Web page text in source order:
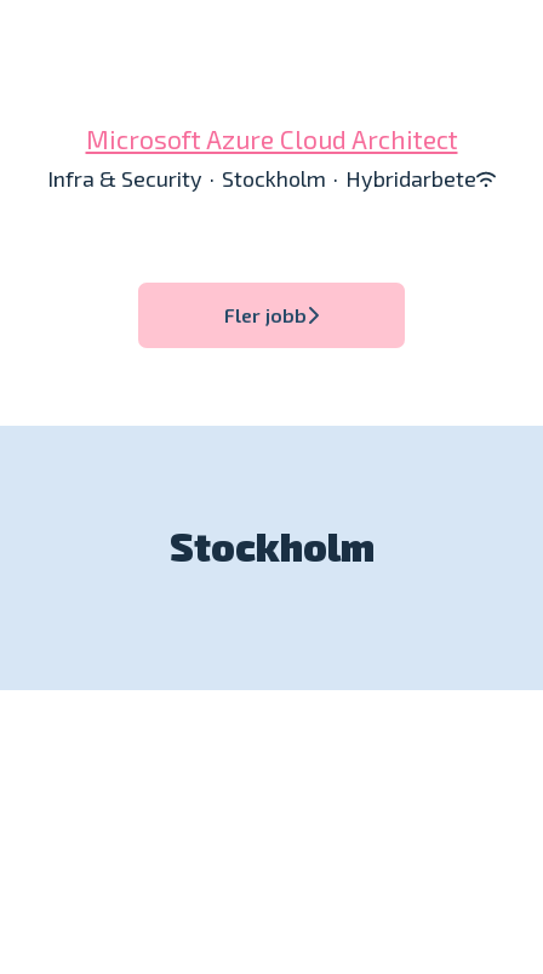
Microsoft Azure Cloud Architect
Infra & Security · Stockholm · Hybridarbete
Fler jobb
Stockholm